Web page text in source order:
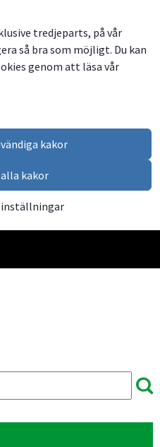
tredjeparts, på vår
så bra som möjligt. Du kan
genom att läsa vår
kakor
kakor
inställningar